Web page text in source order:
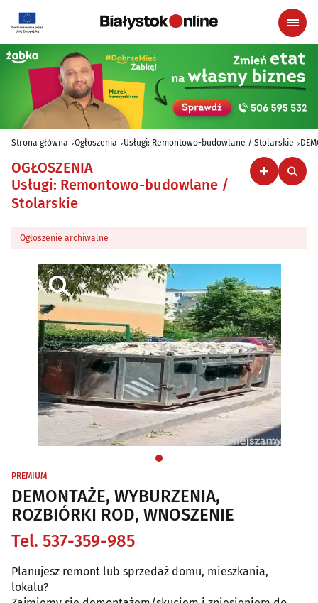
Strona główna Ogłoszenia Usługi: Remontowo-budowlane / Stolarskie
OGŁOSZENIA
Usługi: Remontowo-budowlane /
Stolarskie
Ogłoszenie archiwalne
PREMIUM
DEMONTAŻE, WYBURZENIA,
ROZBIÓRKI ROD, WNOSZENIE
Tel. 537-359-985
Planujesz remont lub sprzedaż domu, mieszkania,
lokalu?